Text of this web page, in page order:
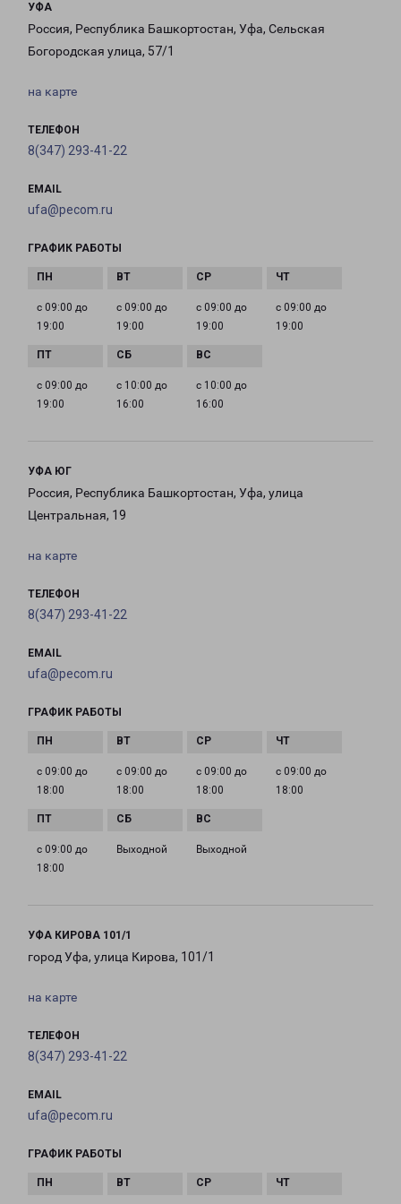
УФА
Россия, Республика Башкортостан, Уфа, Сельская
Богородская улица, 57/1
на карте
ТЕЛЕФОН
8(347) 293-41-22
EMAIL
ufa@pecom.ru
ГРАФИК РАБОТЫ
с 09:00 до
19:00
с 09:00 до
19:00
с 09:00 до
19:00
с 09:00 до
19:00
с 09:00 до
19:00
с 10:00 до
16:00
с 10:00 до
16:00
УФА ЮГ
Россия, Республика Башкортостан, Уфа, улица
Центральная, 19
на карте
ТЕЛЕФОН
8(347) 293-41-22
EMAIL
ufa@pecom.ru
ГРАФИК РАБОТЫ
с 09:00 до
18:00
с 09:00 до
18:00
с 09:00 до
18:00
с 09:00 до
18:00
с 09:00 до
18:00
Выходной Выходной
УФА КИРОВА 101/1
город Уфа, улица Кирова, 101/1
на карте
ТЕЛЕФОН
8(347) 293-41-22
EMAIL
ufa@pecom.ru
ГРАФИК РАБОТЫ